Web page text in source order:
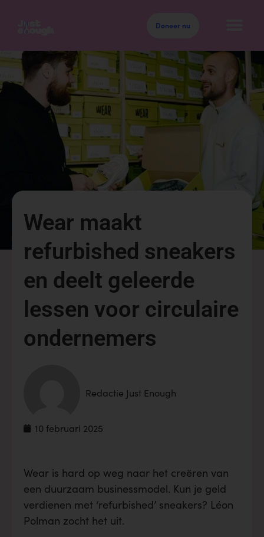
Doneer nu
Wear maakt
refurbished sneakers
en deelt geleerde
lessen voor circulaire
ondernemers
Redactie Just Enough
10 februari 2025
Wear is hard op weg naar het creëren van
een duurzaam businessmodel. Kun je geld
verdienen met ‘refurbished’ sneakers? Léon
Polman zocht het uit.